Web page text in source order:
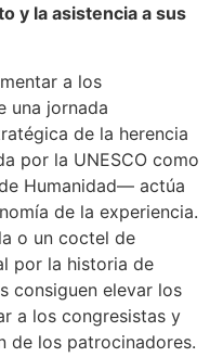
y la asistencia a sus
a los
una jornada
de la herencia
por la UNESCO como
Humanidad— actúa
de la experiencia.
o un coctel de
por la historia de
consiguen elevar los
a los congresistas y
de los patrocinadores.